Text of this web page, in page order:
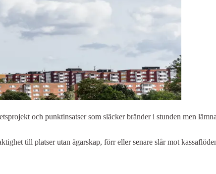
och punktinsatser som släcker bränder i stunden men
till platser utan ägarskap, förr eller senare slår mot